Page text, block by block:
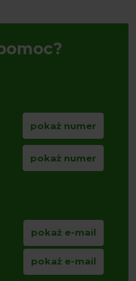
pokaż numer
pokaż numer
pokaż e-mail
pokaż e-mail